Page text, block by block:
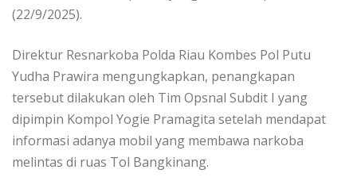
(22/9/2025).
Direktur Resnarkoba Polda Riau Kombes Pol Putu
Yudha Prawira mengungkapkan, penangkapan
tersebut dilakukan oleh Tim Opsnal Subdit I yang
dipimpin Kompol Yogie Pramagita setelah mendapat
informasi adanya mobil yang membawa narkoba
melintas di ruas Tol Bangkinang.